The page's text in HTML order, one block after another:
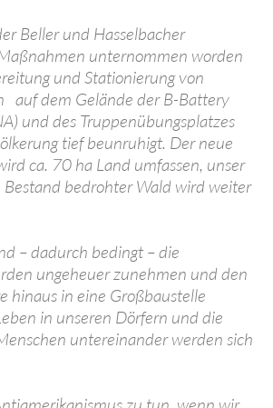
Beller und Hasselbacher
unternommen worden
und Stationierung von
auf dem Gelände der B-Battery
und des Truppenübungsplatzes
tief beunruhigt. Der neue
ca. 70 ha Land umfassen, unser
bedrohter Wald wird weiter
– dadurch bedingt – die
ungeheuer zunehmen und den
hinaus in eine Großbaustelle
in unseren Dörfern und die
untereinander werden sich